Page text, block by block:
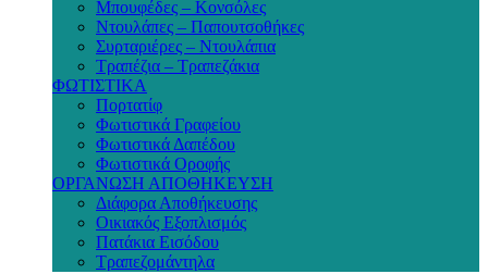
Μπουφέδες – Κονσόλες
Ντουλάπες – Παπουτσοθήκες
Συρταριέρες – Ντουλάπια
Τραπέζια – Τραπεζάκια
ΦΩΤΙΣΤΙΚΑ
Πορτατίφ
Φωτιστικά Γραφείου
Φωτιστικά Δαπέδου
Φωτιστικά Οροφής
ΟΡΓΑΝΩΣΗ ΑΠΟΘΗΚΕΥΣΗ
Διάφορα Αποθήκευσης
Οικιακός Εξοπλισμός
Πατάκια Εισόδου
Τραπεζομάντηλα